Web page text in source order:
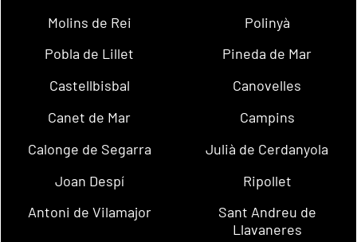
Molins de Rei
Polinyà
Pobla de Lillet
Pineda de Mar
Castellbisbal
Canovelles
Canet de Mar
Campins
Calonge de Segarra
Julià de Cerdanyola
Joan Despí
Ripollet
Antoni de Vilamajor
Sant Andreu de
Llavaneres